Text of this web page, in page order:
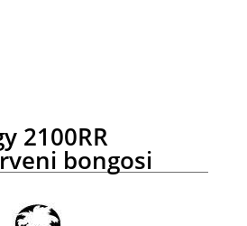
2100RR
bongosi